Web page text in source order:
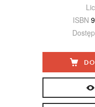
ISBN